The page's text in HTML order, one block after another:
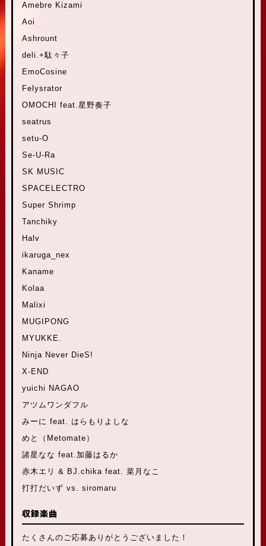
Amebre Kizami
Aoi
Ashrount
deli.+駄々子
EmoCosine
Felysrator
OMOCHI feat.星野奏子
seatrus
setu-O
Se-U-Ra
SK MUSIC
SPACELECTRO
Super Shrimp
Tanchiky
Halv
ikaruga_nex
Kaname
Kolaa
Malixi
MUGIPONG
MYUKKE.
Ninja Never DieS!
X-END
yuichi NAGAO
アツムワンダフル
みーに feat. はらもりよしな
めと（Metomate）
諸星なな feat.加藤はるか
赤木エリ & BJ.chika feat. 菜月なこ
打打だいず vs. siromaru
収録楽曲
たくさんのご応募ありがとうございました！